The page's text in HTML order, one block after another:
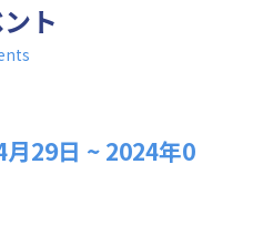
ト
29日 ~ 2024年0